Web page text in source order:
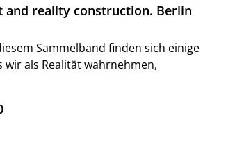
and reality construction. Berlin
Sammelband finden sich einige
wir als Realität wahrnehmen,